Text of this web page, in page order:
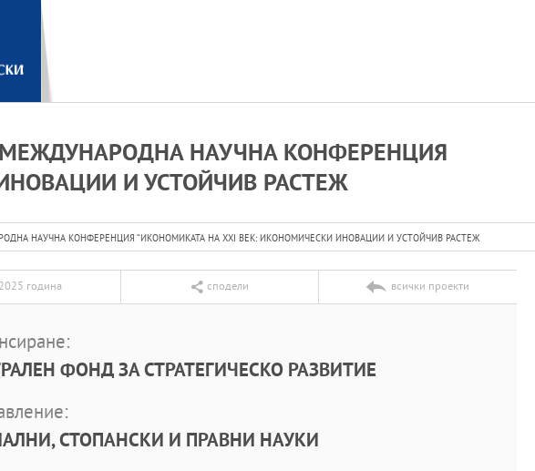
НАУЧНА КОНФЕРЕНЦИЯ
И УСТОЙЧИВ РАСТЕЖ
НАУЧНА КОНФЕРЕНЦИЯ “ИКОНОМИКАТА НА XXI ВЕК: ИКОНОМИЧЕСКИ ИНОВАЦИИ И УСТОЙЧИВ РАСТЕЖ
2025 година сподели всички проекти
ФОНД ЗА СТРАТЕГИЧЕСКО РАЗВИТИЕ
СТОПАНСКИ И ПРАВНИ НАУКИ